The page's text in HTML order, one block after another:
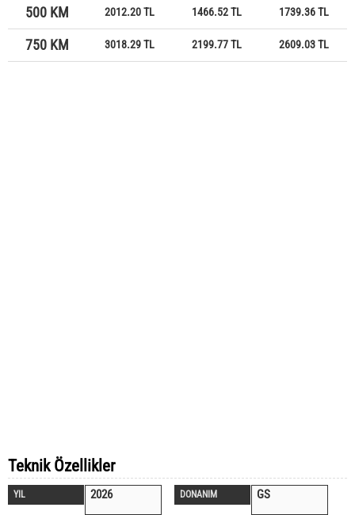
500 KM 2012.20 TL 1466.52 TL 1739.36 TL
750 KM 3018.29 TL 2199.77 TL 2609.03 TL
Teknik Özellikler
YIL 2026 DONANIM GS